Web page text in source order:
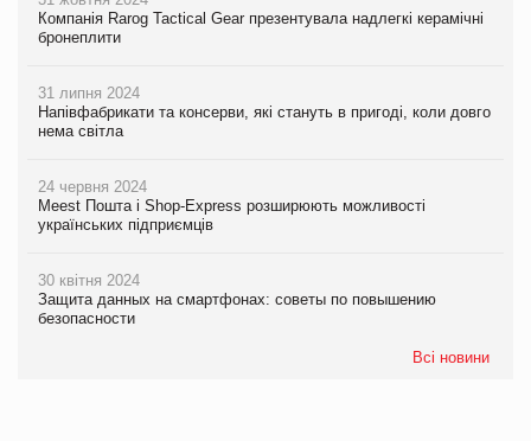
Компанія Rarog Tactical Gear презентувала надлегкі керамічні
бронеплити
31 липня 2024
Напівфабрикати та консерви, які стануть в пригоді, коли довго
нема світла
24 червня 2024
Meest Пошта і Shop-Express розширюють можливості
українських підприємців
30 квітня 2024
Защита данных на смартфонах: советы по повышению
безопасности
Всі новини